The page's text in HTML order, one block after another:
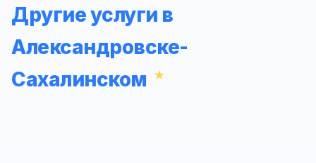
Другие услуги в
Александровске-
Сахалинском